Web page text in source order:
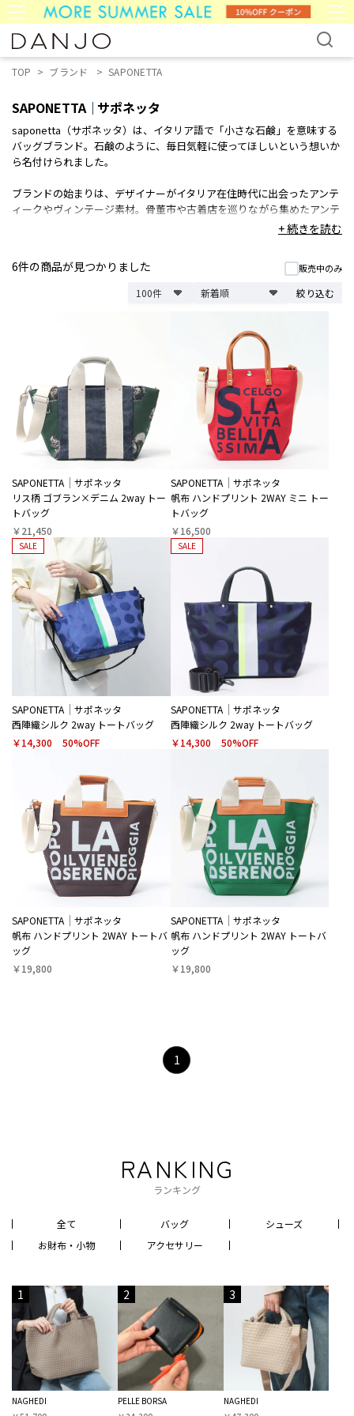
TOP ブランド SAPONETTA
SAPONETTA サポネッタ
saponetta（サポネッタ）は、イタリア語で「小さな石鹸」を意味する
バッグブランド。石鹸のように、毎日気軽に使ってほしいという想いか
ら名付けられました。
ブランドの始まりは、デザイナーがイタリア在住時代に出会ったアンテ
ィークやヴィンテージ素材。骨董市や古着店を巡りながら集めたアンテ
ィークパーツやデッドストック生地を使い、バッグ制作をスタートしま
日本の熟練した職人が、一点一点丁寧に仕立てています。
丁寧に裁断し、それぞれ異なる豊かな表情に仕上げています。
“いくつになっても、かわいいを忘れたくない”
そんな想いに寄り添いながら、装いのアクセントになる華やかさと、日
常に馴染む使いやすさを兼ね備えたバッグを提案。MADE IN JAPANなら
ではの丁寧なものづくりと、遊び心のあるデザインが魅力のブランドで
す。
+ 続きを読む
6件の商品が見つかりました 販売中のみ
絞り込む
SAPONETTA
サポネッタ
リス柄 ゴブラン×デニム 2way トー
トバッグ
￥21,450
SAPONETTA
サポネッタ
帆布 ハンドプリント 2WAY ミニ トー
トバッグ
￥16,500
SALE
SAPONETTA
サポネッタ
西陣織シルク 2way トートバッグ
￥14,300
50%OFF
SALE
SAPONETTA
サポネッタ
西陣織シルク 2way トートバッグ
￥14,300
50%OFF
SAPONETTA
サポネッタ
帆布 ハンドプリント 2WAY トートバ
ッグ
￥19,800
SAPONETTA
サポネッタ
帆布 ハンドプリント 2WAY トートバ
ッグ
￥19,800
1
RANKING
ランキング
全て バッグ
シューズ
お財布・小物
アクセサリー
1
NAGHEDI
2
PELLE BORSA
3
NAGHEDI